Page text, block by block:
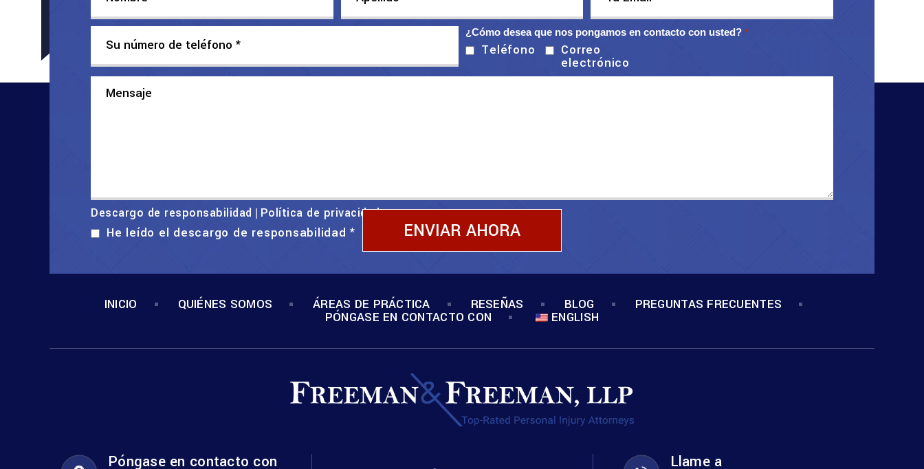
¿Cómo desea que nos pongamos en contacto con usted? *
Teléfono Correo
electrónico
Descargo de responsabilidad Política de privacidad
He leído el descargo de responsabilidad*
INICIO QUIÉNES SOMOS ÁREAS DE PRÁCTICA RESEÑAS BLOG PREGUNTAS FRECUENTES
PÓNGASE EN CONTACTO CON ENGLISH
Póngase en contacto con Llame a